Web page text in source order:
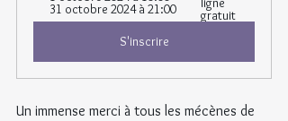
31 octobre 2024 à 21:00
gratuit
S'inscrire
Un immense merci à tous les mécènes de